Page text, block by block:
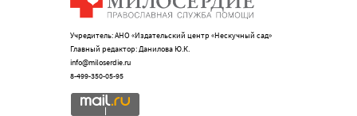
Учредитель: АНО «Издательский центр «Нескучный сад»
Главный редактор: Данилова Ю.К.
info@miloserdie.ru
8-499-350-05-95